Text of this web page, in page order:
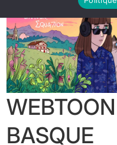
BASQUE